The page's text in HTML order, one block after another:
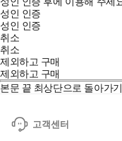
성인 인증
성인 인증
취소
취소
제외하고 구매
제외하고 구매
본문 끝 최상단으로 돌아가기
고객센터